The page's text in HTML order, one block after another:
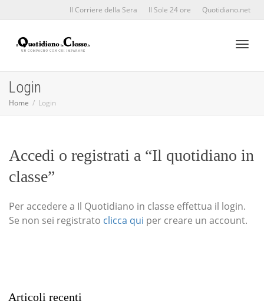
Il Corriere della Sera Il Sole 24 ore Quotidiano.net
Login
Home Login
Accedi o registrati a “Il quotidiano in
classe”
Per accedere a Il Quotidiano in classe effettua il login.
Se non sei registrato clicca qui per creare un account.
Articoli recenti